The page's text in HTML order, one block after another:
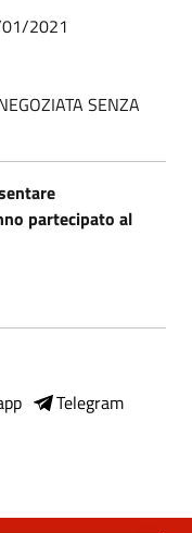
2021
SENZA
partecipato al
Telegram